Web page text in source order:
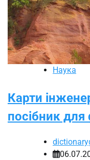
Наука
Карти
посібник для